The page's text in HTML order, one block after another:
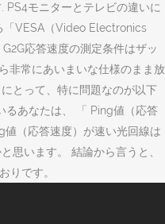
PS4モニターとテレビの違いに
「VESA（Video Electronics
応答速度の測定条件はザッ
非常にあいまいな仕様のまま放
とって、特に問題なのが以下
るあなたは、 「 Ping値（応答
（応答速度）が速い光回線は
思います。 結論から言うと、
りです。